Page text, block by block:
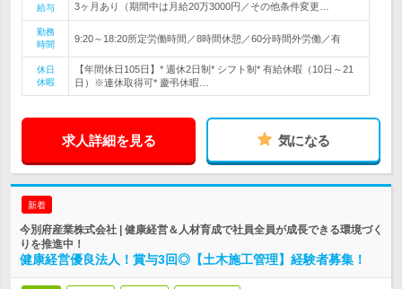
給与
3ヶ月あり（期間中は月給20万3000円／その他条件変更…
勤務
時間
9:20～18:20所定労働時間／8時間休憩／60分時間外労働／有
休日
休暇
【年間休日105日】* 週休2日制* シフト制* 有給休暇（10日～21
日）※連休取得可* 慶弔休暇…
求人詳細を見る 気になる
新着
今別府産業株式会社 | 健康経営＆人材育成で社員全員が成長できる環境づく
りを推進中！
健康経営優良法人！賞与3回◎【土木施工管理】経験者募集！